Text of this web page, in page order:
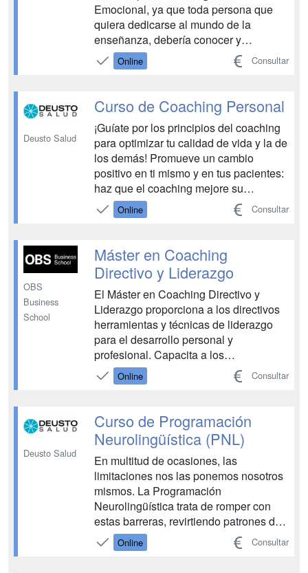
Emocional, ya que toda persona que
quiera dedicarse al mundo de la
enseñanza, debería conocer y
reconocer la inteligencia emocional,
teniendo herramientas para sí misma y
expertas en inteligencia emocional,
para contribuir a un mundo más feliz.
Adqui...
Online Consultar
Deusto Salud
Curso de Coaching Personal
¡Guíate por los principios del coaching
para optimizar tu calidad de vida y la de
los demás! Promueve un cambio
positivo en ti mismo y en tus pacientes:
haz que el coaching mejore su
bienestar con una formación a la altura.
El Curso de Coaching Personal de
para transformar tus objetivos en logros.
Deja atrás l...
Online Consultar
OBS
Business
School
Máster en Coaching
Directivo y Liderazgo
El Máster en Coaching Directivo y
Liderazgo proporciona a los directivos
herramientas y técnicas de liderazgo
para el desarrollo personal y
profesional. Capacita a los
profesionales con la metodología del
coaching, tanto desde un punto de vista
organización, así como herramientas
que potencien su inteligencia
emocional....
Online Consultar
Deusto Salud
Curso de Programación
Neurolingüística (PNL)
En multitud de ocasiones, las
limitaciones nos las ponemos nosotros
mismos. La Programación
Neurolingüística trata de romper con
estas barreras, revirtiendo patrones de
pensamiento que merman nuestro
potencial. Abarca un enfoque
Online Consultar